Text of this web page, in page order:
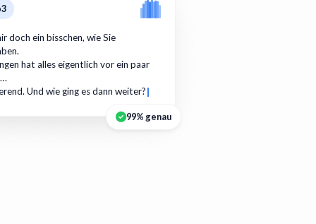
doch ein bisschen, wie Sie
hat alles eigentlich vor ein paar
Und wie ging es dann weiter?
99% genau